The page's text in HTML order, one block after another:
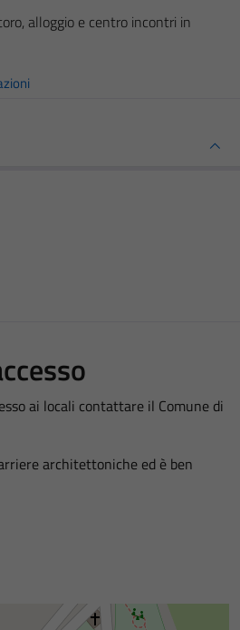
alloggio e centro incontri in
ai locali contattare il Comune di
architettoniche ed è ben